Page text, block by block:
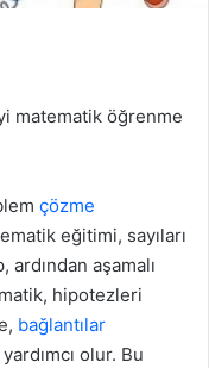
matematik öğrenme
çözme
eğitimi, sayıları
ardından aşamalı
hipotezleri
bağlantılar
olur. Bu